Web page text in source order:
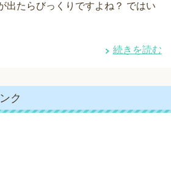
出たらびっくりですよね？ ではい
続きを読む
ク